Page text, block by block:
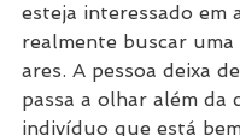
esteja interessado em
realmente buscar uma
ares. A pessoa deixa
passa a olhar além da
indivíduo que está